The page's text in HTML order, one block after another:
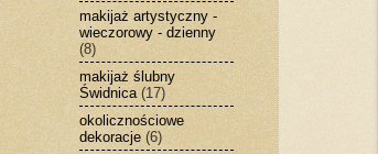
makijaż artystyczny -
wieczorowy - dzienny
(8)
makijaż ślubny
Świdnica (17)
okolicznościowe
dekoracje (6)